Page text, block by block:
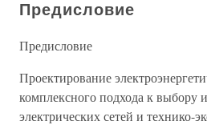
Предисловие
Предисловие
Проектирование
комплексного подхода к выбору
электрических сетей и технико-